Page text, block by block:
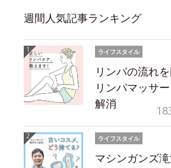
週間人気記事ランキング
ライフスタイル
リンパの流れ
リンパマッサ
解消
ライフスタイル
マシンガンズ